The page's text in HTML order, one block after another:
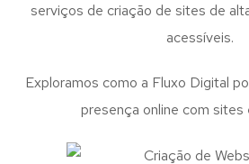
serviços de criação de sites de
acessíveis.
Exploramos como a Fluxo Digital
presença online com sites